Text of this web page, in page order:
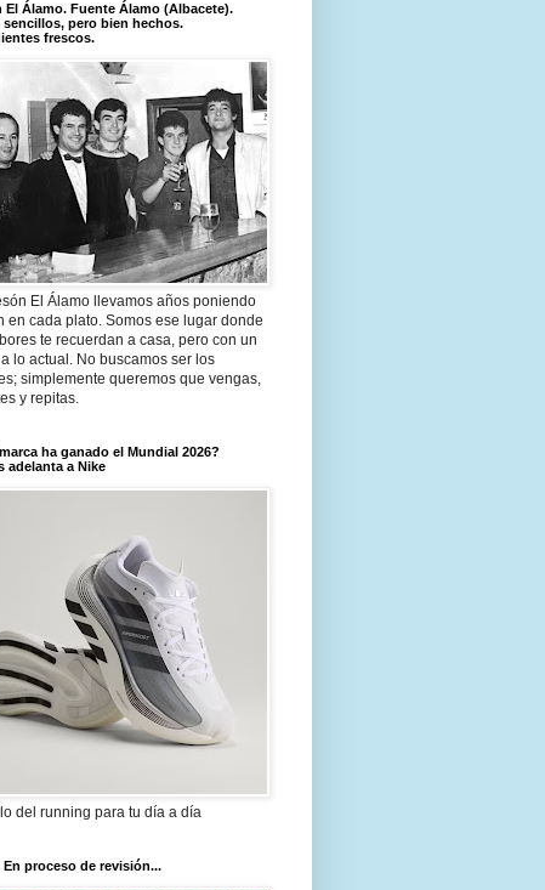
El Álamo. Fuente Álamo (Albacete).
sencillos, pero bien hechos.
frescos.
El Álamo llevamos años poniendo
en cada plato. Somos ese lugar donde
te recuerdan a casa, pero con un
lo actual. No buscamos ser los
simplemente queremos que vengas,
y repitas.
ha ganado el Mundial 2026?
adelanta a Nike
del running para tu día a día
En proceso de revisión...